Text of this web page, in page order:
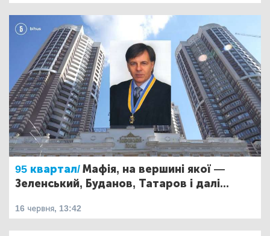
95 квартал/Мафія, на вершині якої —
Зеленський, Буданов, Татаров і далі...
16 червня, 13:42